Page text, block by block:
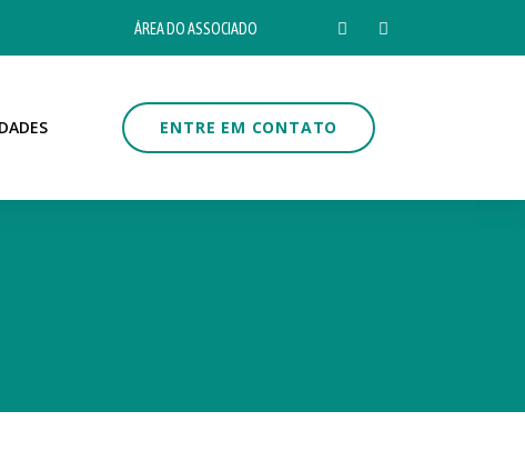
ÁREA DO ASSOCIADO
ENTRE EM CONTATO